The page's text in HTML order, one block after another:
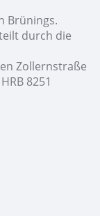
Brünings.
durch die
Zollernstraße
8251